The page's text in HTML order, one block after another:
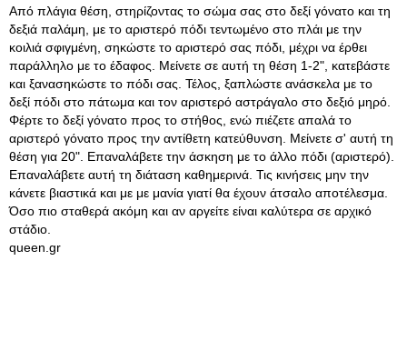
Από πλάγια θέση, στηρίζοντας το σώμα σας στο δεξί γόνατο και τη
δεξιά παλάμη, με το αριστερό πόδι τεντωμένο στο πλάι με την
κοιλιά σφιγμένη, σηκώστε το αριστερό σας πόδι, μέχρι να έρθει
παράλληλο με το έδαφος. Μείνετε σε αυτή τη θέση 1-2", κατεβάστε
και ξανασηκώστε το πόδι σας. Τέλος, ξαπλώστε ανάσκελα με το
δεξί πόδι στο πάτωμα και τον αριστερό αστράγαλο στο δεξιό μηρό.
Φέρτε το δεξί γόνατο προς το στήθος, ενώ πιέζετε απαλά το
αριστερό γόνατο προς την αντίθετη κατεύθυνση. Μείνετε σ' αυτή τη
θέση για 20". Επαναλάβετε την άσκηση με το άλλο πόδι (αριστερό).
Επαναλάβετε αυτή τη διάταση καθημερινά. Τις κινήσεις μην την
κάνετε βιαστικά και με με μανία γιατί θα έχουν άτσαλο αποτέλεσμα.
Όσο πιο σταθερά ακόμη και αν αργείτε είναι καλύτερα σε αρχικό
στάδιο.
queen.gr